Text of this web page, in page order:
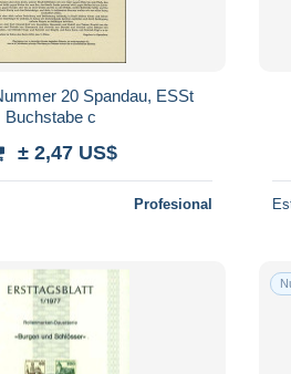
20 Spandau, ESSt
Buchstabe c
± 2,47 US$
Profesional